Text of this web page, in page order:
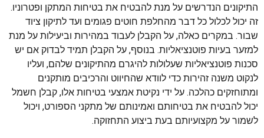
התיקונים הנדרשים על מנת להבטיח את בטיחות המתקן ופטרוניו.
זה יכול לכלול כל דבר מהחלפת חוטים פגומים ועד לתיקון ציוד
שבור. במקרים כאלה, על הקבלן לעבוד במהירות וביעילות על מנת
למזער בעיות פוטנציאליות. בנוסף, על הקבלן תמיד לבדוק אם יש
סכנות פוטנציאליות שעלולות להיגרם מהתיקונים שלהם, ועליו
לנקוט משנה זהירות כדי לוודא שהחיווט והרכיבים מותקנים
ומתוחזקים כהלכה. על ידי נקיטת אמצעי בטיחות אלו, קבלן חשמל
יכול להבטיח את בטיחותם ואמינותם של מתקני הספורט, ויכול
לשמור על מקצועיותם בעת ביצוע התחזוקה.